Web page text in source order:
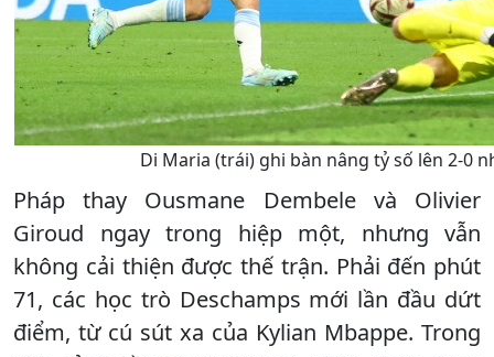
Di Maria (trái) ghi bàn nâng tỷ số lên 2-0
Pháp thay Ousmane Dembele và Olivier
Giroud ngay trong hiệp một, nhưng vẫn
không cải thiện được thế trận. Phải đến phút
71, các học trò Deschamps mới lần đầu dứt
điểm, từ cú sút xa của Kylian Mbappe. Trong